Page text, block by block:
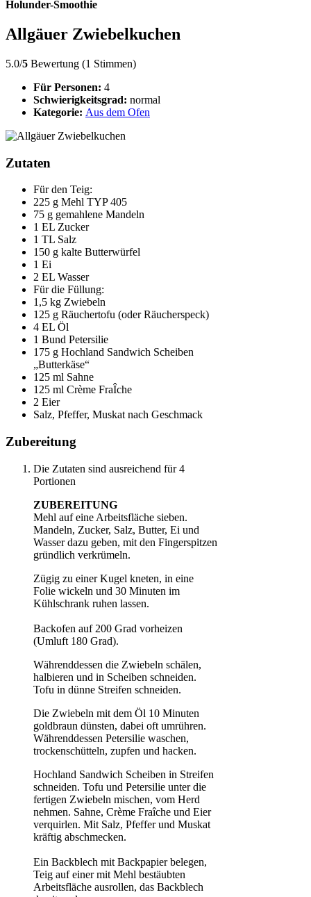
Holunder-Smoothie
Allgäuer Zwiebelkuchen
5.0/5 Bewertung (1 Stimmen)
Für Personen: 4
Schwierigkeitsgrad: normal
Kategorie: Aus dem Ofen
Zutaten
Für den Teig:
225 g Mehl TYP 405
75 g gemahlene Mandeln
1 EL Zucker
1 TL Salz
150 g kalte Butterwürfel
1 Ei
2 EL Wasser
Für die Füllung:
1,5 kg Zwiebeln
125 g Räuchertofu (oder Räucherspeck)
4 EL Öl
1 Bund Petersilie
175 g Hochland Sandwich Scheiben
„Butterkäse“
125 ml Sahne
125 ml Crème FraÎche
2 Eier
Salz, Pfeffer, Muskat nach Geschmack
Zubereitung
Die Zutaten sind ausreichend für 4
Portionen
ZUBEREITUNG
Mehl auf eine Arbeitsfläche sieben.
Mandeln, Zucker, Salz, Butter, Ei und
Wasser dazu geben, mit den Fingerspitzen
gründlich verkrümeln.
Zügig zu einer Kugel kneten, in eine
Folie wickeln und 30 Minuten im
Kühlschrank ruhen lassen.
Backofen auf 200 Grad vorheizen
(Umluft 180 Grad).
Währenddessen die Zwiebeln schälen,
halbieren und in Scheiben schneiden.
Tofu in dünne Streifen schneiden.
Die Zwiebeln mit dem Öl 10 Minuten
goldbraun dünsten, dabei oft umrühren.
Währenddessen Petersilie waschen,
trockenschütteln, zupfen und hacken.
Hochland Sandwich Scheiben in Streifen
schneiden. Tofu und Petersilie unter die
fertigen Zwiebeln mischen, vom Herd
nehmen. Sahne, Crème Fraîche und Eier
verquirlen. Mit Salz, Pfeffer und Muskat
kräftig abschmecken.
Ein Backblech mit Backpapier belegen,
Teig auf einer mit Mehl bestäubten
Arbeitsfläche ausrollen, das Backblech